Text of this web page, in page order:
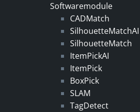
Softwaremodule
CADMatch
SilhouetteMatchAI
SilhouetteMatch
ItemPickAI
ItemPick
BoxPick
SLAM
TagDetect